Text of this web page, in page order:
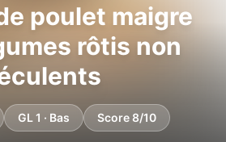
poulet maigre
rôtis non
GL 1 · Bas Score 8/10